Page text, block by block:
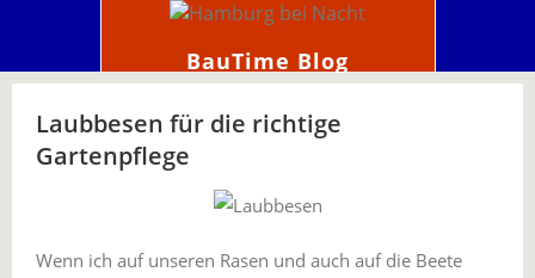
BauTime Blog
Laubbesen für die richtige
Gartenpflege
Wenn ich auf unseren Rasen und auch auf die Beete